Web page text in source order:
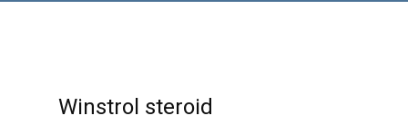
Winstrol steroid